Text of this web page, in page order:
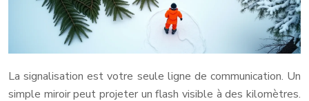
La signalisation est votre seule ligne de communication. Un
simple miroir peut projeter un flash visible à des kilomètres.